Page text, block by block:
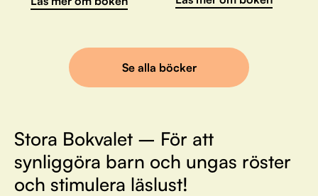
Se alla böcker
Stora Bokvalet – För att
synliggöra barn och ungas röster
och stimulera läslust!